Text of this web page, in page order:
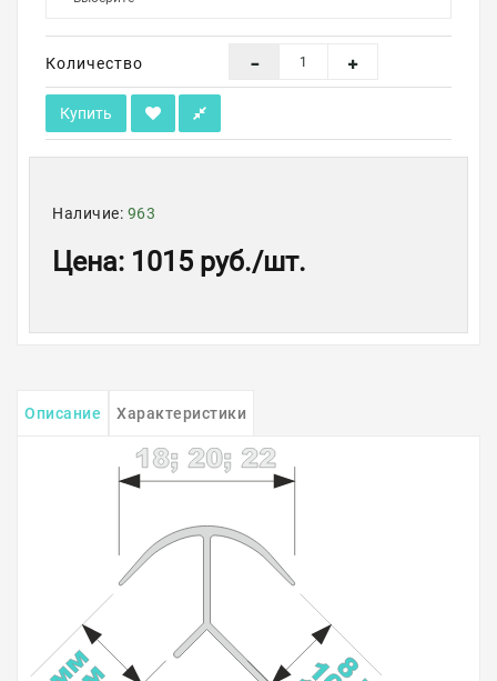
Количество
Купить
Наличие: 963
Цена: 1015 руб./шт.
Описание Характеристики